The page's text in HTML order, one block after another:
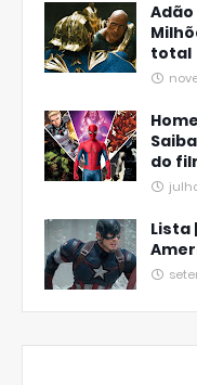
Adão
total
do
Lista